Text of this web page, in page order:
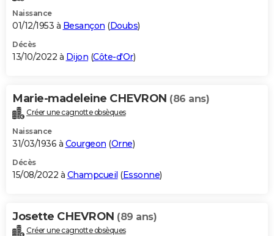
Naissance
01/12/1953 à Besançon (Doubs)
Décès
13/10/2022 à Dijon (Côte-d'Or)
Marie-madeleine CHEVRON (86 ans)
Créer une cagnotte obsèques
Naissance
31/03/1936 à Courgeon (Orne)
Décès
15/08/2022 à Champcueil (Essonne)
Josette CHEVRON (89 ans)
Créer une cagnotte obsèques